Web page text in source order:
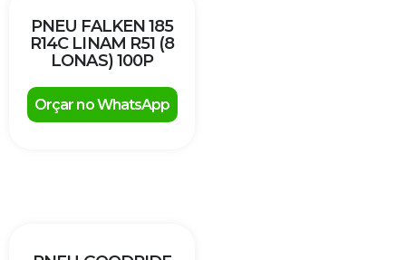
PNEU FALKEN 185
R14C LINAM R51 (8
LONAS) 100P
Orçar no WhatsApp